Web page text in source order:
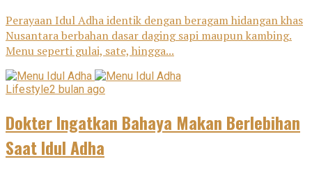
Perayaan Idul Adha identik dengan beragam hidangan khas
Nusantara berbahan dasar daging sapi maupun kambing.
Menu seperti gulai, sate, hingga...
Lifestyle2 bulan ago
Dokter Ingatkan Bahaya Makan Berlebihan
Saat Idul Adha